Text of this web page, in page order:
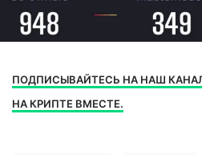
ПОДПИСЫВАЙТЕСЬ НА НАШ
НА КРИПТЕ ВМЕСТЕ.